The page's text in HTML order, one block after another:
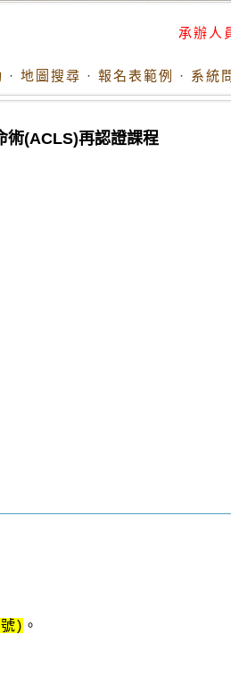
承辦人
· 地圖搜尋 · 報名表範例 · 系統
術(ACLS)再認證課程
) 。